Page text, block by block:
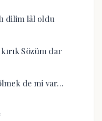
dilim lâl oldu
Sözüm dar
de mi var…